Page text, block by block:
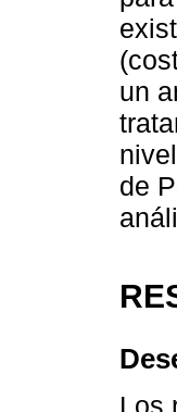
un
de
Los